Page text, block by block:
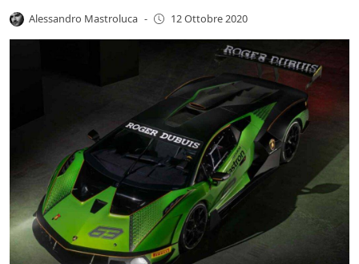
Alessandro Mastroluca - 12 Ottobre 2020